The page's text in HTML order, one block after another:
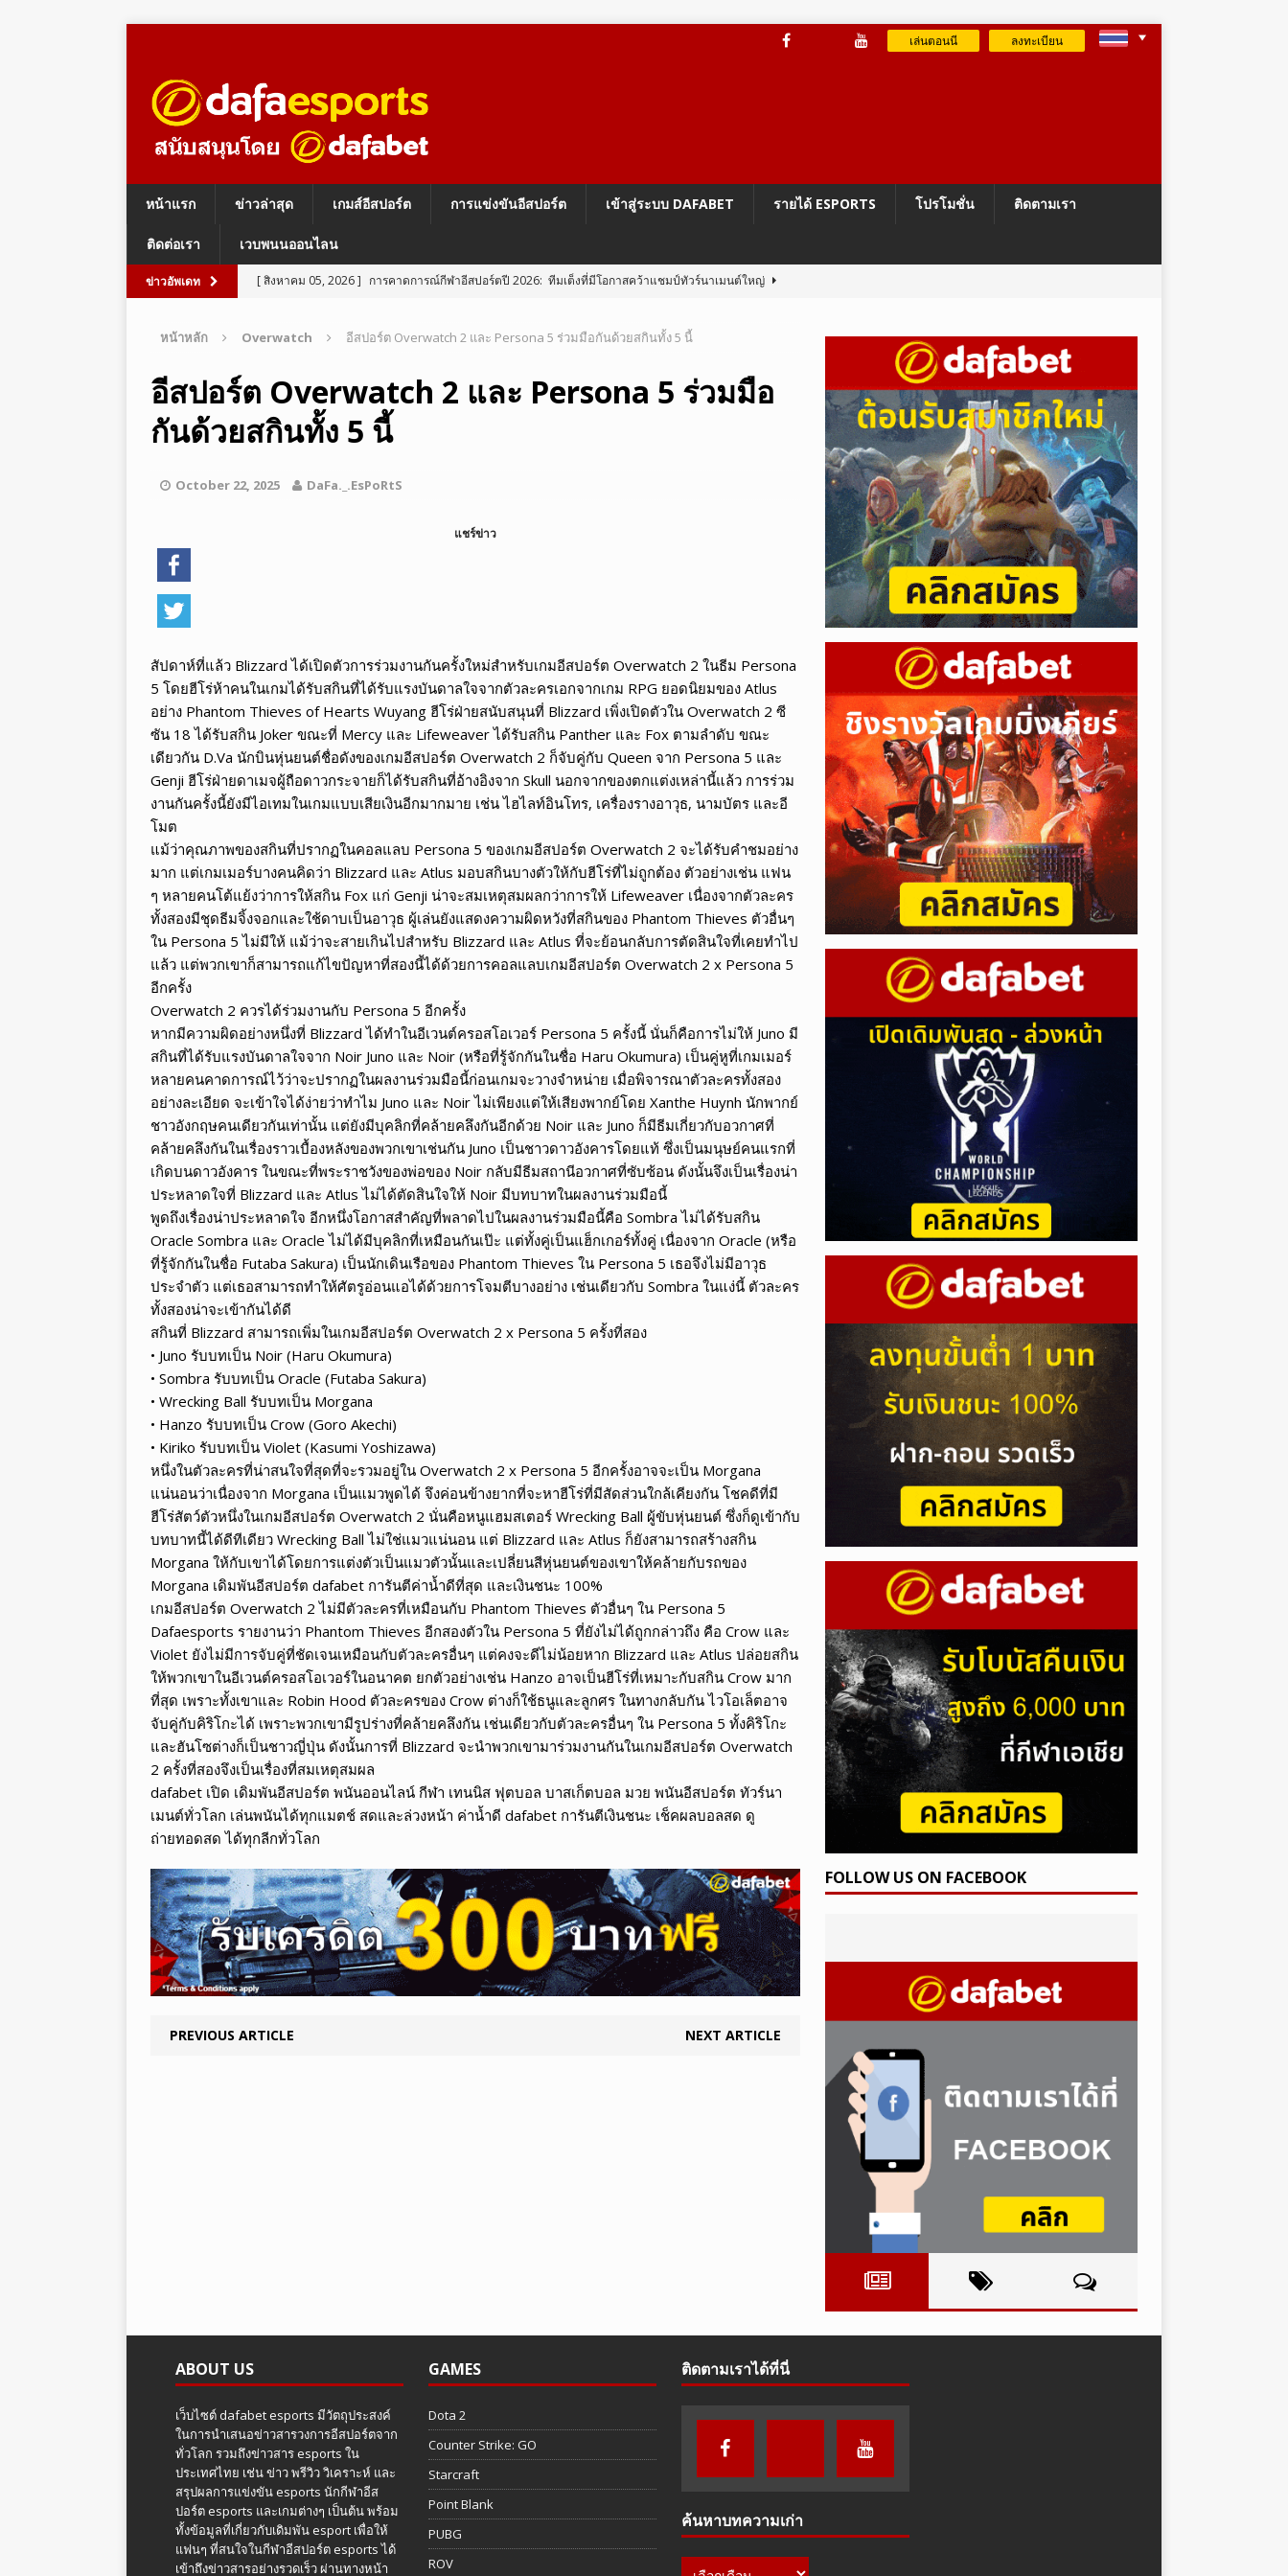
เล่นตอนนี ลงทะเบียน
หน้าแรก ข่าวล่าสุด เกมส์อีสปอร์ต การแข่งขันอีสปอร์ต เข้าสู่ระบบ DAFABET รายได้ ESPORTS โปรโมชั่น ติดตามเรา
ติดต่อเรา เวบพนนออนไลน
ข่าวอัพเดท [ สิงหาคม 05, 2026 ] การคาดการณ์กีฬาอีสปอร์ตปี 2026: ทีมเต็งที่มีโอกาสคว้าแชมป์ทัวร์นาเมนต์ใหญ่
[ สิงหาคม 05, 2026 ] อีสปอร์ต ระบบป้องกันการโกง Vanguard On-Demand ของ Riot
LEGENDS
[ สิงหาคม 05, 2026 ]
อีสปอร์ต PUBG Mobile 4.5 เปลี่ยนโฉม Erangel เป็นโลกแห่งนารูโตะ
[ สิงหาคม 05, 2026 ]
อีสปอร์ต League of Legends Wild Rift เผยข้อมูลแพตช์ 7.2
หน้าหลัก Overwatch อีสปอร์ต Overwatch 2 และ Persona 5 ร่วมมือกันด้วยสกินทั้ง 5 นี้
อีสปอร์ต Overwatch 2 และ Persona 5 ร่วมมือ
กันด้วยสกินทั้ง 5 นี้
October 22, 2025 DaFa._.EsPoRtS
แชร์ข่าว
สัปดาห์ที่แล้ว Blizzard ได้เปิดตัวการร่วมงานกันครั้งใหม่สำหรับเกมอีสปอร์ต Overwatch 2 ในธีม Persona
5 โดยฮีโร่ห้าคนในเกมได้รับสกินที่ได้รับแรงบันดาลใจจากตัวละครเอกจากเกม RPG ยอดนิยมของ Atlus
อย่าง Phantom Thieves of Hearts Wuyang ฮีโร่ฝ่ายสนับสนุนที่ Blizzard เพิ่งเปิดตัวใน Overwatch 2 ซี
ซัน 18 ได้รับสกิน Joker ขณะที่ Mercy และ Lifeweaver ได้รับสกิน Panther และ Fox ตามลำดับ ขณะ
เดียวกัน D.Va นักบินหุ่นยนต์ชื่อดังของเกมอีสปอร์ต Overwatch 2 ก็จับคู่กับ Queen จาก Persona 5 และ
Genji ฮีโร่ฝ่ายดาเมจผู้ถือดาวกระจายก็ได้รับสกินที่อ้างอิงจาก Skull นอกจากของตกแต่งเหล่านี้แล้ว การร่วม
งานกันครั้งนี้ยังมีไอเทมในเกมแบบเสียเงินอีกมากมาย เช่น ไฮไลท์อินโทร, เครื่องรางอาวุธ, นามบัตร และอี
โมต
แม้ว่าคุณภาพของสกินที่ปรากฏในคอลแลบ Persona 5 ของเกมอีสปอร์ต Overwatch 2 จะได้รับคำชมอย่าง
มาก แต่เกมเมอร์บางคนคิดว่า Blizzard และ Atlus มอบสกินบางตัวให้กับฮีโร่ที่ไม่ถูกต้อง ตัวอย่างเช่น แฟน
ๆ หลายคนโต้แย้งว่าการให้สกิน Fox แก่ Genji น่าจะสมเหตุสมผลกว่าการให้ Lifeweaver เนื่องจากตัวละคร
ทั้งสองมีชุดธีมจิ้งจอกและใช้ดาบเป็นอาวุธ ผู้เล่นยังแสดงความผิดหวังที่สกินของ Phantom Thieves ตัวอื่นๆ
ใน Persona 5 ไม่มีให้ แม้ว่าจะสายเกินไปสำหรับ Blizzard และ Atlus ที่จะย้อนกลับการตัดสินใจที่เคยทำไป
แล้ว แต่พวกเขาก็สามารถแก้ไขปัญหาที่สองนี้ได้ด้วยการคอลแลบเกมอีสปอร์ต Overwatch 2 x Persona 5
อีกครั้ง
Overwatch 2 ควรได้ร่วมงานกับ Persona 5 อีกครั้ง
หากมีความผิดอย่างหนึ่งที่ Blizzard ได้ทำในอีเวนต์ครอสโอเวอร์ Persona 5 ครั้งนี้ นั่นก็คือการไม่ให้ Juno มี
สกินที่ได้รับแรงบันดาลใจจาก Noir Juno และ Noir (หรือที่รู้จักกันในชื่อ Haru Okumura) เป็นคู่หูที่เกมเมอร์
หลายคนคาดการณ์ไว้ว่าจะปรากฏในผลงานร่วมมือนี้ก่อนเกมจะวางจำหน่าย เมื่อพิจารณาตัวละครทั้งสอง
อย่างละเอียด จะเข้าใจได้ง่ายว่าทำไม Juno และ Noir ไม่เพียงแต่ให้เสียงพากย์โดย Xanthe Huynh นักพากย์
ชาวอังกฤษคนเดียวกันเท่านั้น แต่ยังมีบุคลิกที่คล้ายคลึงกันอีกด้วย Noir และ Juno ก็มีธีมเกี่ยวกับอวกาศที่
คล้ายคลึงกันในเรื่องราวเบื้องหลังของพวกเขาเช่นกัน Juno เป็นชาวดาวอังคารโดยแท้ ซึ่งเป็นมนุษย์คนแรกที่
เกิดบนดาวอังคาร ในขณะที่พระราชวังของพ่อของ Noir กลับมีธีมสถานีอวกาศที่ซับซ้อน ดังนั้นจึงเป็นเรื่องน่า
ประหลาดใจที่ Blizzard และ Atlus ไม่ได้ตัดสินใจให้ Noir มีบทบาทในผลงานร่วมมือนี้
พูดถึงเรื่องน่าประหลาดใจ อีกหนึ่งโอกาสสำคัญที่พลาดไปในผลงานร่วมมือนี้คือ Sombra ไม่ได้รับสกิน
Oracle Sombra และ Oracle ไม่ได้มีบุคลิกที่เหมือนกันเป๊ะ แต่ทั้งคู่เป็นแฮ็กเกอร์ทั้งคู่ เนื่องจาก Oracle (หรือ
ที่รู้จักกันในชื่อ Futaba Sakura) เป็นนักเดินเรือของ Phantom Thieves ใน Persona 5 เธอจึงไม่มีอาวุธ
ประจำตัว แต่เธอสามารถทำให้ศัตรูอ่อนแอได้ด้วยการโจมตีบางอย่าง เช่นเดียวกับ Sombra ในแง่นี้ ตัวละคร
ทั้งสองน่าจะเข้ากันได้ดี
สกินที่ Blizzard สามารถเพิ่มในเกมอีสปอร์ต Overwatch 2 x Persona 5 ครั้งที่สอง
• Juno รับบทเป็น Noir (Haru Okumura)
• Sombra รับบทเป็น Oracle (Futaba Sakura)
• Wrecking Ball รับบทเป็น Morgana
• Hanzo รับบทเป็น Crow (Goro Akechi)
• Kiriko รับบทเป็น Violet (Kasumi Yoshizawa)
หนึ่งในตัวละครที่น่าสนใจที่สุดที่จะรวมอยู่ใน Overwatch 2 x Persona 5 อีกครั้งอาจจะเป็น Morgana
แน่นอนว่าเนื่องจาก Morgana เป็นแมวพูดได้ จึงค่อนข้างยากที่จะหาฮีโร่ที่มีสัดส่วนใกล้เคียงกัน โชคดีที่มี
ฮีโร่สัตว์ตัวหนึ่งในเกมอีสปอร์ต Overwatch 2 นั่นคือหนูแฮมสเตอร์ Wrecking Ball ผู้ขับหุ่นยนต์ ซึ่งก็ดูเข้ากับ
บทบาทนี้ได้ดีทีเดียว Wrecking Ball ไม่ใช่แมวแน่นอน แต่ Blizzard และ Atlus ก็ยังสามารถสร้างสกิน
Morgana ให้กับเขาได้โดยการแต่งตัวเป็นแมวตัวนั้นและเปลี่ยนสีหุ่นยนต์ของเขาให้คล้ายกับรถของ
Morgana เดิมพันอีสปอร์ต dafabet การันตีค่าน้ำดีที่สุด และเงินชนะ 100%
เกมอีสปอร์ต Overwatch 2 ไม่มีตัวละครที่เหมือนกับ Phantom Thieves ตัวอื่นๆ ใน Persona 5
Dafaesports รายงานว่า Phantom Thieves อีกสองตัวใน Persona 5 ที่ยังไม่ได้ถูกกล่าวถึง คือ Crow และ
Violet ยังไม่มีการจับคู่ที่ชัดเจนเหมือนกับตัวละครอื่นๆ แต่คงจะดีไม่น้อยหาก Blizzard และ Atlus ปล่อยสกิน
ให้พวกเขาในอีเวนต์ครอสโอเวอร์ในอนาคต ยกตัวอย่างเช่น Hanzo อาจเป็นฮีโร่ที่เหมาะกับสกิน Crow มาก
ที่สุด เพราะทั้งเขาและ Robin Hood ตัวละครของ Crow ต่างก็ใช้ธนูและลูกศร ในทางกลับกัน ไวโอเล็ตอาจ
จับคู่กับคิริโกะได้ เพราะพวกเขามีรูปร่างที่คล้ายคลึงกัน เช่นเดียวกับตัวละครอื่นๆ ใน Persona 5 ทั้งคิริโกะ
และฮันโซต่างก็เป็นชาวญี่ปุ่น ดังนั้นการที่ Blizzard จะนำพวกเขามาร่วมงานกันในเกมอีสปอร์ต Overwatch
2 ครั้งที่สองจึงเป็นเรื่องที่สมเหตุสมผล
dafabet เปิด เดิมพันอีสปอร์ต พนันออนไลน์ กีฬา เทนนิส ฟุตบอล บาสเก็ตบอล มวย พนันอีสปอร์ต ทัวร์นา
เมนต์ทั่วโลก เล่นพนันได้ทุกแมตช์ สดและล่วงหน้า ค่าน้ำดี dafabet การันตีเงินชนะ เช็คผลบอลสด ดู
ถ่ายทอดสด ได้ทุกลีกทั่วโลก
PREVIOUS ARTICLE NEXT ARTICLE
FOLLOW US ON FACEBOOK
ABOUT US
เว็บไซต์ dafabet esports มีวัตถุประสงค์
ในการนำเสนอข่าวสารวงการอีสปอร์ตจาก
ทั่วโลก รวมถึงข่าวสาร esports ใน
ประเทศไทย เช่น ข่าว พรีวิว วิเคราะห์ และ
สรุปผลการแข่งขัน esports นักกีฬาอีส
ปอร์ต esports และเกมต่างๆ เป็นต้น พร้อม
ทั้งข้อมูลที่เกี่ยวกับเดิมพัน esport เพื่อให้
แฟนๆ ที่สนใจในกีฬาอีสปอร์ต esports ได้
เข้าถึงข่าวสารอย่างรวดเร็ว ผ่านทางหน้า
GAMES
Dota 2
Counter Strike: GO
Starcraft
Point Blank
PUBG
ROV
ติดตามเราได้ที่นี่
ค้นหาบทความเก่า